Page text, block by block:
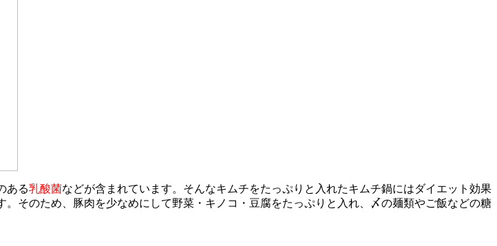
ある乳酸菌などが含まれています。そんなキムチをたっぷりと入れたキムチ鍋にはダイエット効果
そのため、豚肉を少なめにして野菜・キノコ・豆腐をたっぷりと入れ、〆の麺類やご飯などの糖